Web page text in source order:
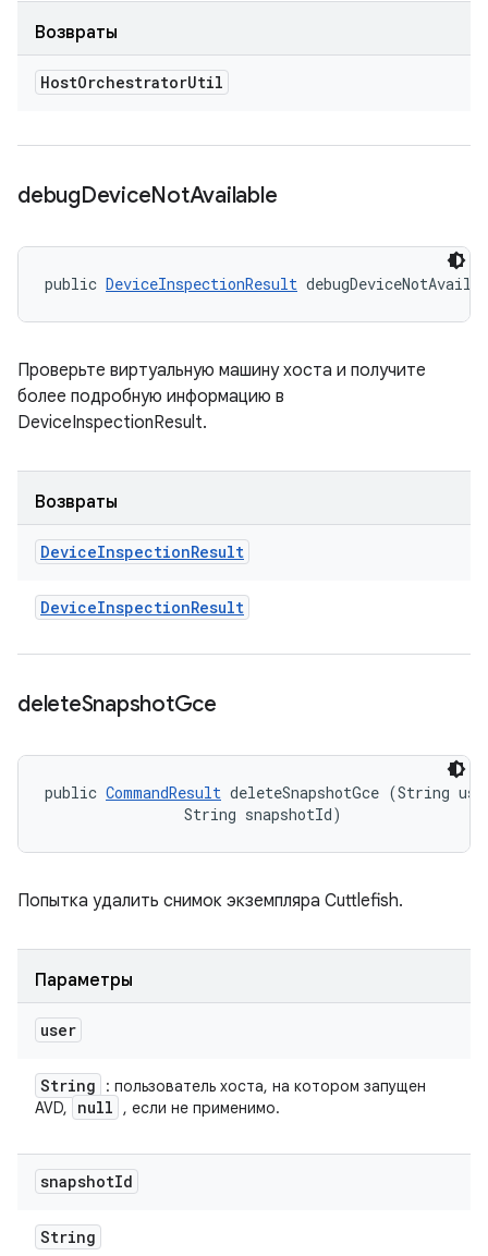
Возвраты
HostOrchestratorUtil
debugDeviceNotAvailable
public DeviceInspectionResult
Проверьте виртуальную машину хоста и получите
более подробную информацию в
DeviceInspectionResult.
Возвраты
DeviceInspectionResult
DeviceInspectionResult
deleteSnapshotGce
public CommandResult deleteSnapshotGce (String
                String snapshotId)
Попытка удалить снимок экземпляра Cuttlefish.
Параметры
user
String
: пользователь хоста, на котором запущен
AVD,
null , если не применимо.
snapshotId
String